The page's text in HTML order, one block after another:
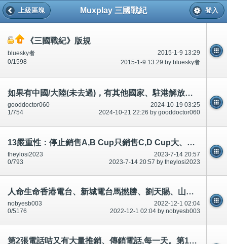
Muxplay 三國戰紀
上級區塊 登入
《三國戰紀》版規
2015-1-9 13:29
bluesky者
2015-1-9 13:29 by bluesky者
0/1598
如果有中國/大陸(未去過)，有其他國家、駐港解放軍、軍隊、法院應該增設意見箱。可能官商勾結...
2024-10-19 03:25
gooddoctor060
2024-10-21 22:26 by gooddoctor060
1/754
13嚴重性：停止銷售A,B Cup只銷售C,D Cup大、加大尺碼胸圍,罩杯。電影院/戲院取消單人座位。因為型男、叻仔護士
2023-7-14 20:57
theylosi2023
2023-7-14 20:57 by theylosi2023
0/793
人命生命香港電台、新城電台馬撚勝、劉天賜、山甘老人、林超榮、曾繁光等等,預先/預知有人死？
2022-12-1 02:04
nobyesb003
2022-12-1 02:04 by nobyesb003
0/5176
第2張電話咭又有大量推銷、傳銷電話,每一天。第1張,大概3000個。串通合謀犯法。女性、女學生分析細心。